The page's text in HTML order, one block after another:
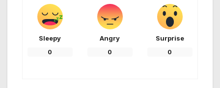
Sleepy
0
Angry
0
Surprise
0